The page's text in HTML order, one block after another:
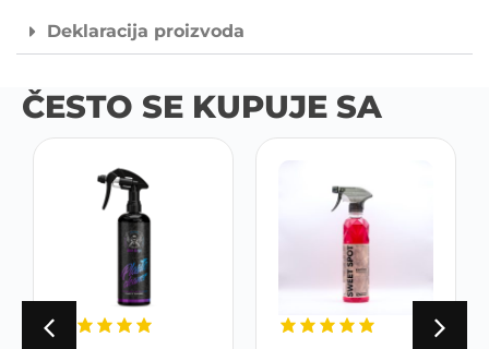
Deklaracija proizvoda
ČESTO SE KUPUJE SA